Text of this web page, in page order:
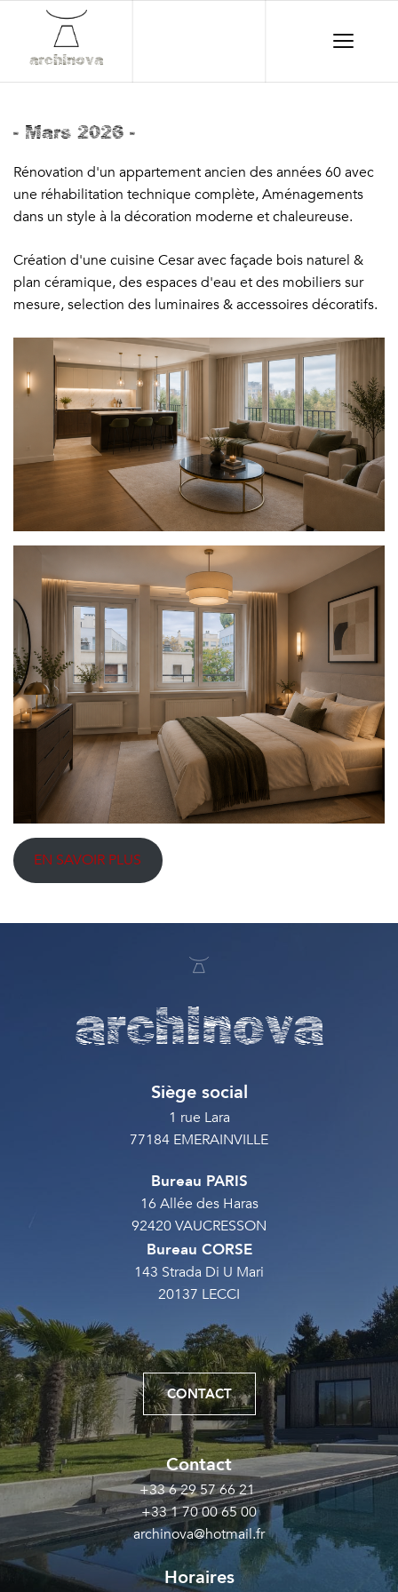
archinova
- Mars 2026 -
Rénovation d'un appartement ancien des années 60 avec
une réhabilitation technique complète, Aménagements
dans un style à la décoration moderne et chaleureuse.
Création d'une cuisine Cesar avec façade bois naturel &
plan céramique, des espaces d'eau et des mobiliers sur
mesure, selection des luminaires & accessoires décoratifs.
EN SAVOIR PLUS
archinova
Siège social
1 rue Lara
77184 EMERAINVILLE
Bureau PARIS
16 Allée des Haras
92420 VAUCRESSON
Bureau CORSE
143 Strada Di U Mari
20137 LECCI
CONTACT
Contact
+33 6 29 57 66 21
+33 1 70 00 65 00
archinova@hotmail.fr
Horaires